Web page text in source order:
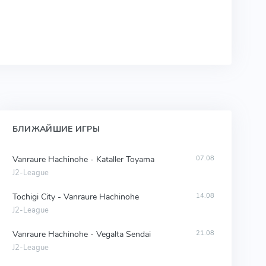
БЛИЖАЙШИЕ ИГРЫ
Vanraure Hachinohe - Kataller Toyama
J2-League
07.08
Tochigi City - Vanraure Hachinohe
J2-League
14.08
Vanraure Hachinohe - Vegalta Sendai
J2-League
21.08